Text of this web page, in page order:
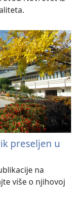
preseljen u
na
više o njihovoj